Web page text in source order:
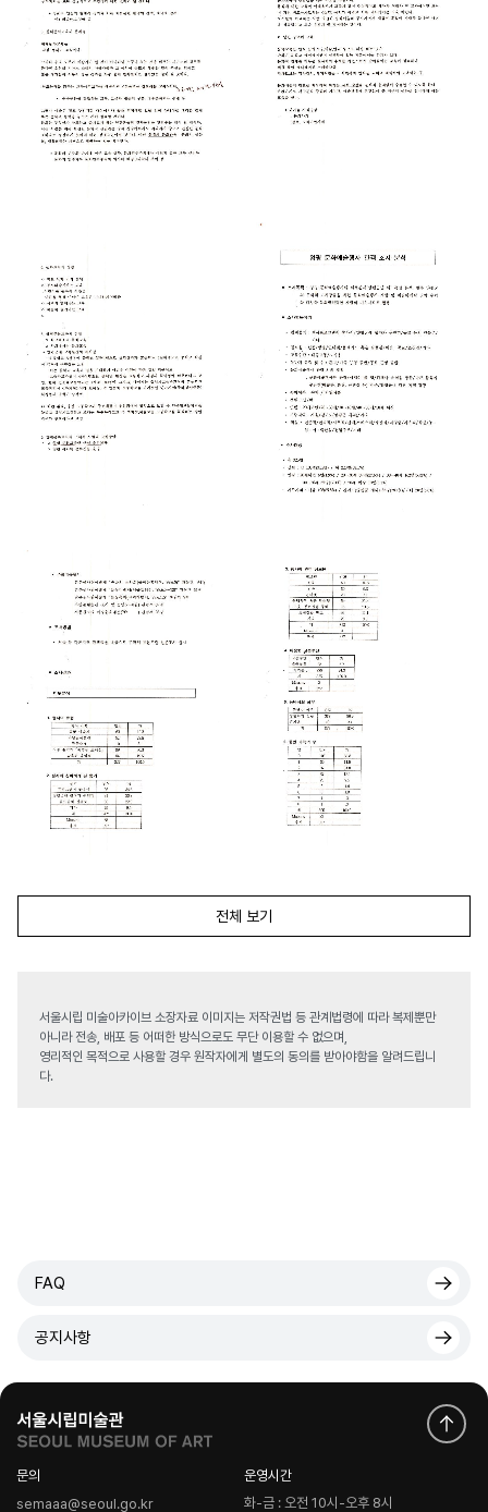
전체 보기
서울시립 미술아카이브 소장자료 이미지는 저작권법 등 관계법령에 따라 복제뿐만
아니라 전송, 배포 등 어떠한 방식으로도 무단 이용할 수 없으며,
영리적인 목적으로 사용할 경우 원작자에게 별도의 동의를 받아야함을 알려드립니
다.
FAQ
공지사항
문의
semaaa@seoul.go.kr
운영시간
화-금 : 오전 10시-오후 8시